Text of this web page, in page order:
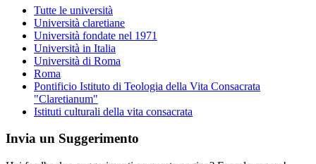
Tutte le università
Università claretiane
Università fondate nel 1971
Università in Italia
Università di Roma
Roma
Pontificio Istituto di Teologia della Vita Consacrata
"Claretianum"
Istituti culturali della vita consacrata
Invia un Suggerimento